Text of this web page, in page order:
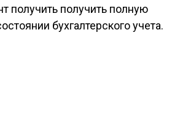
получить получить полную
бухгалтерского учета.